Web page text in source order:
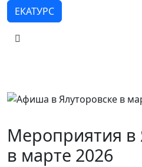
ЕКАТУРС
Мероприятия в
в марте 2026